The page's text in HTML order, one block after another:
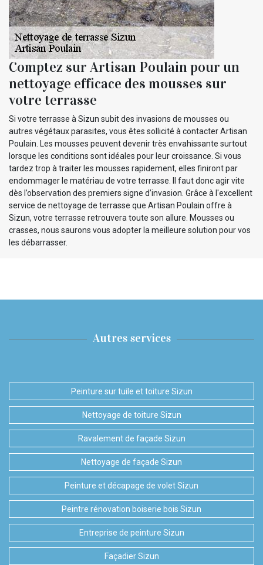
Comptez sur Artisan Poulain pour un
nettoyage efficace des mousses sur
votre terrasse
Si votre terrasse à Sizun subit des invasions de mousses ou
autres végétaux parasites, vous êtes sollicité à contacter Artisan
Poulain. Les mousses peuvent devenir très envahissante surtout
lorsque les conditions sont idéales pour leur croissance. Si vous
tardez trop à traiter les mousses rapidement, elles finiront par
endommager le matériau de votre terrasse. Il faut donc agir vite
dès l’observation des premiers signe d’invasion. Grâce à l'excellent
service de nettoyage de terrasse que Artisan Poulain offre à
Sizun, votre terrasse retrouvera toute son allure. Mousses ou
crasses, nous saurons vous adopter la meilleure solution pour vos
les débarrasser.
Autres services
Peinture sur tuile et toiture Sizun
Nettoyage de toiture Sizun
Ravalement de façade Sizun
Nettoyage de façade Sizun
Peinture et décapage de volet Sizun
Peintre rénovation boiserie bois Sizun
Entreprise de peinture Sizun
Façadier Sizun